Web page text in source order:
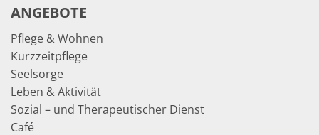
ANGEBOTE
Pflege & Wohnen
Kurzzeitpflege
Seelsorge
Leben & Aktivität
Sozial – und Therapeutischer Dienst
Café